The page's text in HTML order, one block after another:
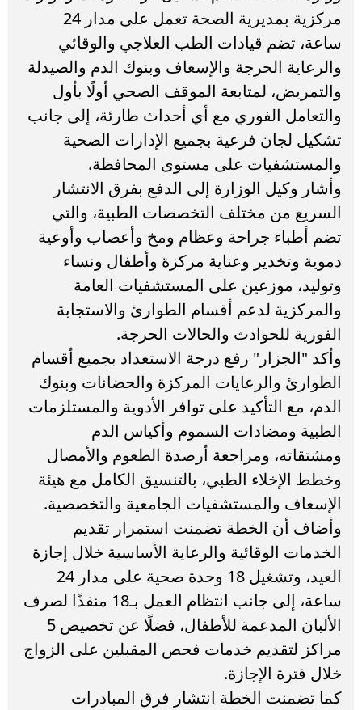
مركزية بمديرية الصحة تعمل على مدار 24
ساعة، تضم قيادات الطب العلاجي والوقائي
والرعاية الحرجة والإسعاف وبنوك الدم والصيدلة
والتمريض، لمتابعة الموقف الصحي أولًا بأول
والتعامل الفوري مع أي أحداث طارئة، إلى جانب
تشكيل لجان فرعية بجميع الإدارات الصحية
والمستشفيات على مستوى المحافظة.
وأشار وكيل الوزارة إلى الدفع بفرق الانتشار
السريع من مختلف التخصصات الطبية، والتي
تضم أطباء جراحة وعظام ومخ وأعصاب وأوعية
دموية وتخدير وعناية مركزة وأطفال ونساء
وتوليد، موزعين على المستشفيات العامة
والمركزية لدعم أقسام الطوارئ والاستجابة
الفورية للحوادث والحالات الحرجة.
وأكد "الجزار" رفع درجة الاستعداد بجميع أقسام
الطوارئ والرعايات المركزة والحضانات وبنوك
الدم، مع التأكيد على توافر الأدوية والمستلزمات
الطبية ومضادات السموم وأكياس الدم
ومشتقاته، ومراجعة أرصدة الطعوم والأمصال
وخطط الإخلاء الطبي، بالتنسيق الكامل مع هيئة
الإسعاف والمستشفيات الجامعية والتخصصية.
وأضاف أن الخطة تضمنت استمرار تقديم
الخدمات الوقائية والرعاية الأساسية خلال إجازة
العيد، وتشغيل 18 وحدة صحية على مدار 24
ساعة، إلى جانب انتظام العمل بـ18 منفذًا لصرف
الألبان المدعمة للأطفال، فضلًا عن تخصيص 5
مراكز لتقديم خدمات فحص المقبلين على الزواج
خلال فترة الإجازة.
كما تضمنت الخطة انتشار فرق المبادرات